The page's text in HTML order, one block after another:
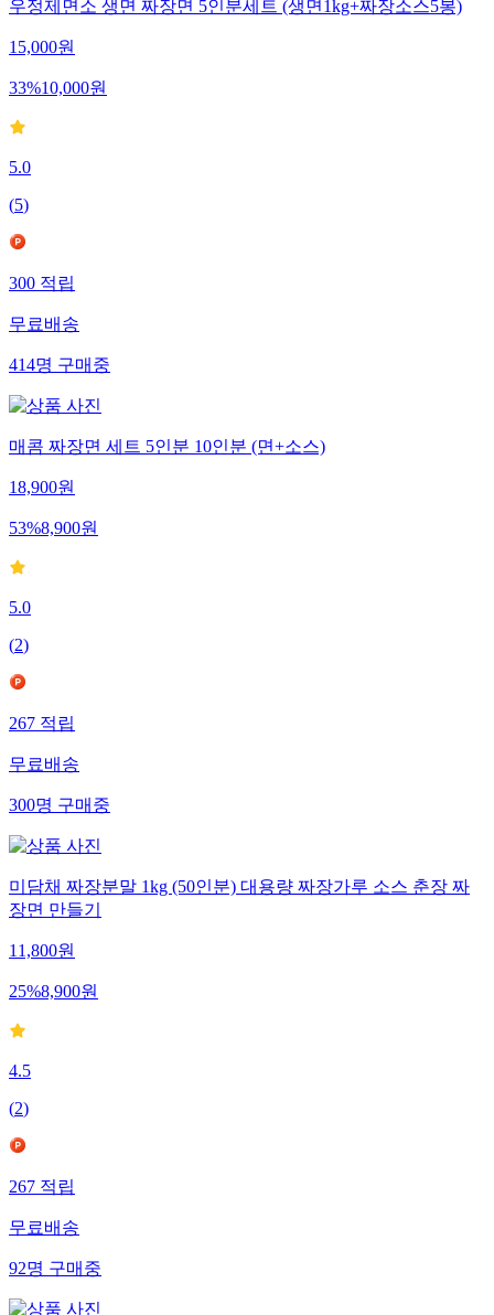
우정제면소 생면 짜장면 5인분세트 (생면1kg+짜장소스5봉)
15,000원
33%10,000원
5.0
(5)
300 적립
무료배송
414명 구매중
매콤 짜장면 세트 5인분 10인분 (면+소스)
18,900원
53%8,900원
5.0
(2)
267 적립
무료배송
300명 구매중
미담채 짜장분말 1kg (50인분) 대용량 짜장가루 소스 춘장 짜
장면 만들기
11,800원
25%8,900원
4.5
(2)
267 적립
무료배송
92명 구매중